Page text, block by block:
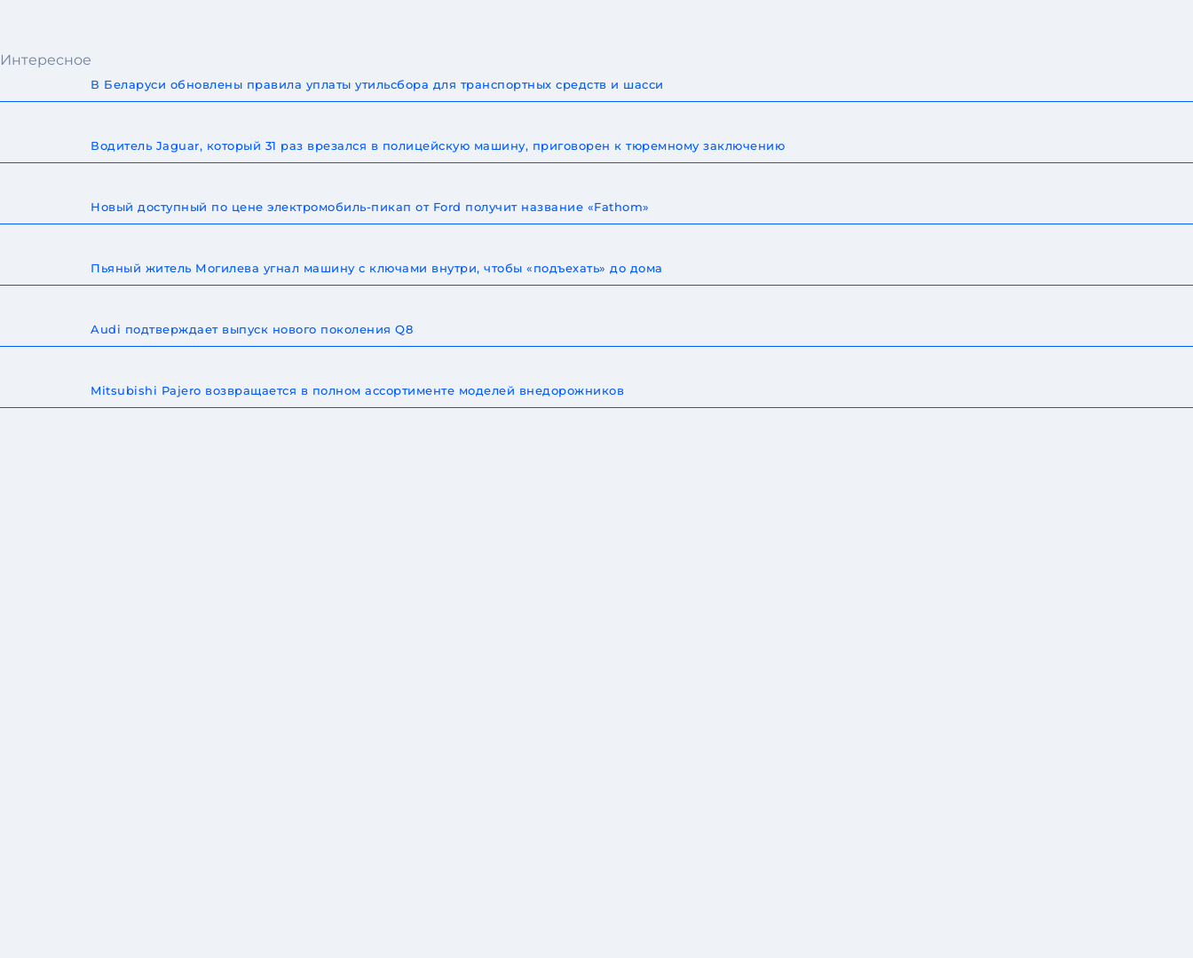
Интересное
В Беларуси обновлены правила уплаты утильсбора для транспортных средств и шасси
Водитель Jaguar, который 31 раз врезался в полицейскую машину, приговорен к тюремному заключению
Новый доступный по цене электромобиль-пикап от Ford получит название «Fathom»
Пьяный житель Могилева угнал машину с ключами внутри, чтобы «подъехать» до дома
Audi подтверждает выпуск нового поколения Q8
Mitsubishi Pajero возвращается в полном ассортименте моделей внедорожников